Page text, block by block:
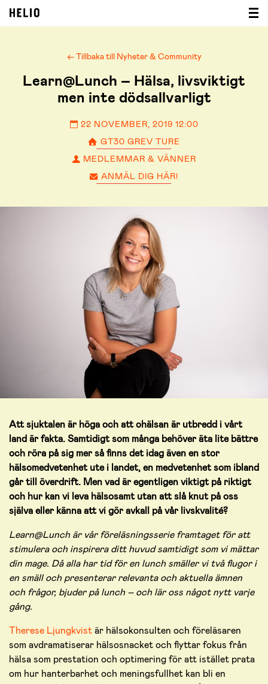
← Tillbaka till Nyheter & Community
Learn@Lunch – Hälsa, livsviktigt
men inte dödsallvarligt
22 NOVEMBER, 2019 12:00
GT30 GREV TURE
MEDLEMMAR & VÄNNER
ANMÄL DIG HÄR!
Att sjuktalen är höga och att ohälsan är utbredd i vårt
land är fakta. Samtidigt som många behöver äta lite bättre
och röra på sig mer så finns det idag även en stor
hälsomedvetenhet ute i landet, en medvetenhet som ibland
går till överdrift. Men vad är egentligen viktigt på riktigt
och hur kan vi leva hälsosamt utan att slå knut på oss
själva eller känna att vi gör avkall på vår livskvalité?
Learn@Lunch är vår föreläsningsserie framtaget för att
stimulera och inspirera ditt huvud samtidigt som vi mättar
din mage. Då alla har tid för en lunch smäller vi två flugor i
en smäll och presenterar relevanta och aktuella ämnen
och frågor, bjuder på lunch – och lär oss något nytt varje
gång.
Therese Ljungkvistär hälsokonsulten och föreläsaren
som avdramatiserar hälsosnacket och flyttar fokus från
hälsa som prestation och optimering för att istället prata
om hur hanterbarhet och meningsfullhet kan bli en